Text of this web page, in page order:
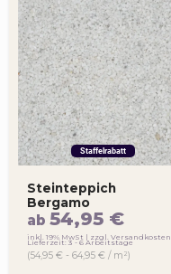
Staffelrabatt
Steinteppich
Bergamo
ab54,95 €
inkl. 19% MwSt zzgl. Versandkosten
Lieferzeit: 3 - 6 Arbeitstage
(54,95 € - 64,95 € / m²)